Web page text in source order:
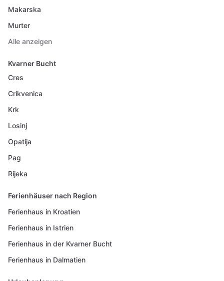
Makarska
Murter
Alle anzeigen
Kvarner Bucht
Cres
Crikvenica
Krk
Losinj
Opatija
Pag
Rijeka
Ferienhäuser nach Region
Ferienhaus in Kroatien
Ferienhaus in Istrien
Ferienhaus in der Kvarner Bucht
Ferienhaus in Dalmatien